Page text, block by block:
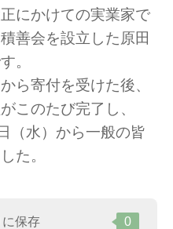
にかけての実業家で
善会を設立した原田
。
ら寄付を受けた後、
このたび完了し、
（水）から一般の皆
た。
保存 0